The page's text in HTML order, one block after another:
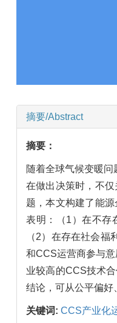
摘要/Abstract
摘要：
随着全球气候变暖
在做出决策时，不
题，本文构建了能
表明：（1）在不存
（2）在存在社会
和CCS运营商参与
业较高的CCS技术
结论，可从公平偏
关键词: CCS产业化